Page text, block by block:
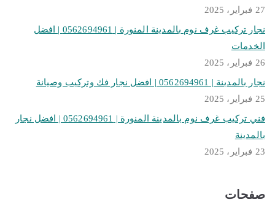
27 فبراير، 2025
نجار تركيب غرف نوم بالمدينة المنورة | 0562694961 | افضل
الخدمات
26 فبراير، 2025
نجار بالمدينة | 0562694961 | افضل نجار فك وتركيب وصيانة
25 فبراير، 2025
فني تركيب غرف نوم بالمدينة المنورة | 0562694961 | افضل نجار
بالمدينة
23 فبراير، 2025
صفحات